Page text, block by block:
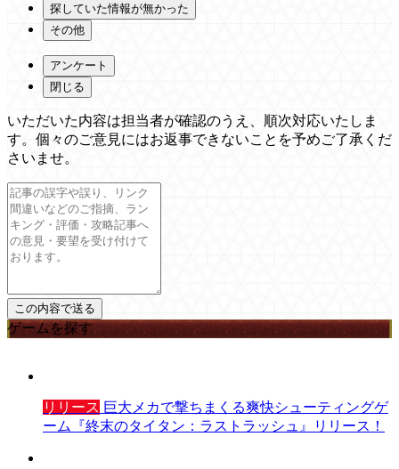
探していた情報が無かった
その他
アンケート
閉じる
いただいた内容は担当者が確認のうえ、順次対応いたしま
す。個々のご意見にはお返事できないことを予めご了承くだ
さいませ。
ゲームを探す
リリース 巨大メカで撃ちまくる爽快シューティングゲ
ーム『終末のタイタン：ラストラッシュ』リリース！